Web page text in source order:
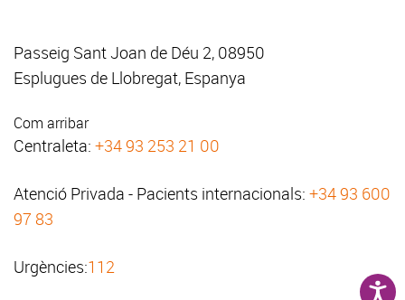
Passeig Sant Joan de Déu 2, 08950
Esplugues de Llobregat, Espanya
Com arribar
Centraleta: +34 93 253 21 00
Atenció Privada - Pacients internacionals: +34 93 600
97 83
Urgències:112